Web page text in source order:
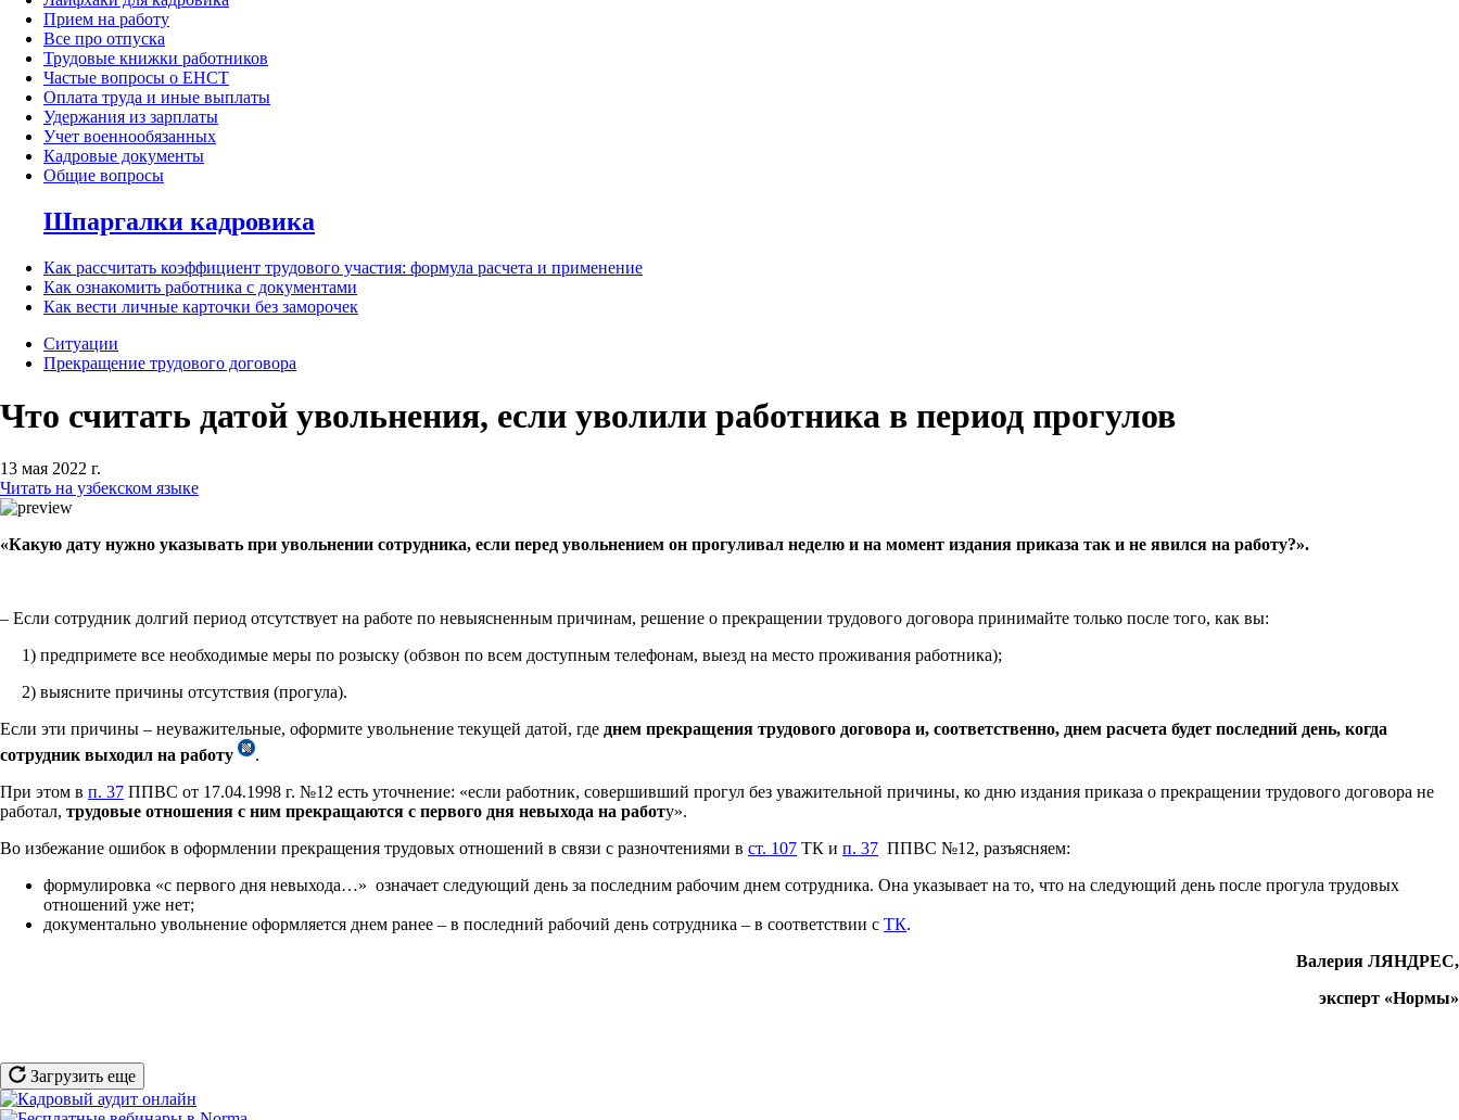
Прием на работу
Все про отпуска
Трудовые книжки работников
Частые вопросы о ЕНСТ
Оплата труда и иные выплаты
Удержания из зарплаты
Учет военнообязанных
Кадровые документы
Общие вопросы
Шпаргалки кадровика
Как рассчитать коэффициент трудового участия: формула расчета и применение
Как ознакомить работника с документами
Как вести личные карточки без заморочек
Ситуации
Прекращение трудового договора
Что считать датой увольнения, если уволили работника в период прогулов
13 мая 2022 г.
Читать на узбекском языке
«Какую дату нужно указывать при увольнении сотрудника, если перед увольнением он прогуливал неделю и на момент издания приказа так и не явился на работу?».
– Если сотрудник долгий период отсутствует на работе по невыясненным причинам, решение о прекращении трудового договора принимайте только после того, как вы:
1) предпримете все необходимые меры по розыску (обзвон по всем доступным телефонам, выезд на место проживания работника);
2) выясните причины отсутствия (прогула).
Если эти причины – неуважительные, оформите увольнение текущей датой, где днем прекращения трудового договора и, соответственно, днем расчета будет последний день, когда
сотрудник выходил на работу
.
При этом в п. 37 ППВС от 17.04.1998 г. №12 есть уточнение: «если работник, совершивший прогул без уважительной причины, ко дню издания приказа о прекращении трудового договора не
работал, трудовые отношения с ним прекращаются с первого дня невыхода на работу».
Во избежание ошибок в оформлении прекращения трудовых отношений в связи с разночтениями в ст. 107 ТК и п. 37 ППВС №12, разъясняем:
формулировка «с первого дня невыхода…» означает следующий день за последним рабочим днем сотрудника. Она указывает на то, что на следующий день после прогула трудовых
отношений уже нет;
документально увольнение оформляется днем ранее – в последний рабочий день сотрудника – в соответствии с ТК.
Валерия ЛЯНДРЕС,
эксперт «Нормы»
Загрузить еще